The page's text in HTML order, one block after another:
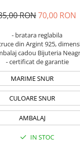
cu Molecule
Diverse
RON70,00 RON
- bratara reglabila
din Argint 925,
cadou Bijuteria
- certificat de garantie
MARIME SNUR
CULOARE SNUR
AMBALAJ
IN STOC